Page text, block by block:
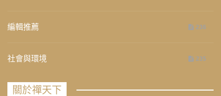
編輯推薦 236
社會與環境 235
關於禪天下